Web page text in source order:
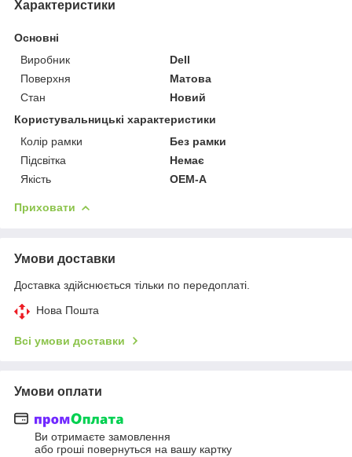
Характеристики
Основні
Виробник
Dell
Поверхня
Матова
Стан
Новий
Користувальницькі характеристики
Колір рамки
Без рамки
Підсвітка
Немає
Якість
OEM-A
Приховати
Умови доставки
Доставка здійснюється тільки по передоплаті.
Нова Пошта
Всі умови доставки
Умови оплати
Ви отримаєте замовлення
або гроші повернуться на вашу картку